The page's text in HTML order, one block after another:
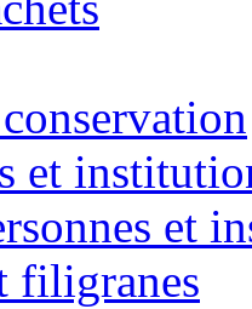
et
et
filigranes